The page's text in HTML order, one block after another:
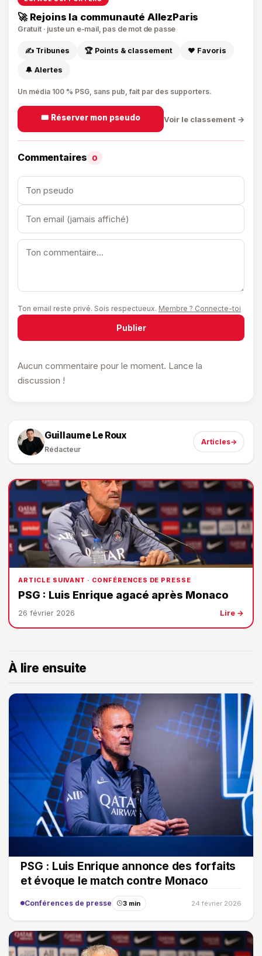
🚀 Rejoins la communauté AllezParis
Gratuit · juste un e-mail, pas de mot de passe
✍️ Tribunes 🏆 Points & classement ❤️ Favoris
🔔 Alertes
Un média 100 % PSG, sans pub, fait par des supporters.
🎟️ Réserver mon pseudo Voir le classement →
Commentaires 0
Ton email reste privé. Sois respectueux. Membre ? Connecte-toi
Publier
Aucun commentaire pour le moment. Lance la
discussion !
Guillaume Le Roux
Rédacteur
Articles→
ARTICLE SUIVANT · CONFÉRENCES DE PRESSE
PSG : Luis Enrique agacé après Monaco
26 février 2026 Lire →
À lire ensuite
PSG : Luis Enrique annonce des forfaits
et évoque le match contre Monaco
Conférences de presse 3 min 24 février 2026